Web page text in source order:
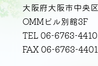
大阪府大阪市中央
OMMビル別館3F
TEL 06-6763-4410
FAX 06-6763-4401